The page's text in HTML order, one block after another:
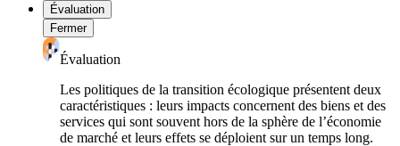
Évaluation
Fermer
Évaluation
Les politiques de la transition écologique présentent deux
caractéristiques : leurs impacts concernent des biens et des
services qui sont souvent hors de la sphère de l’économie
de marché et leurs effets se déploient sur un temps long.